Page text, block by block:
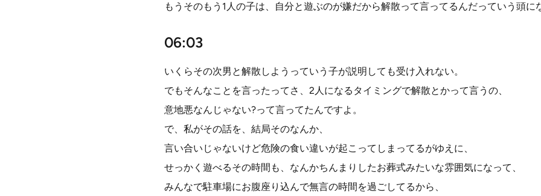
もうそのもう1人の子は、自分と遊ぶのが嫌だから解散って言ってるんだっていう頭に
06:03
いくらその次男と解散しようっていう子が説明しても受け入れない。
でもそんなことを言ったってさ、2人になるタイミングで解散とかって言うの、
意地悪なんじゃない?って言ってたんですよ。
で、私がその話を、結局そのなんか、
言い合いじゃないけど危険の食い違いが起こってしまってるがゆえに、
せっかく遊べるその時間も、なんかちんまりしたお葬式みたいな雰囲気になって、
みんなで駐車場にお腹座り込んで無言の時間を過ごしてるから、